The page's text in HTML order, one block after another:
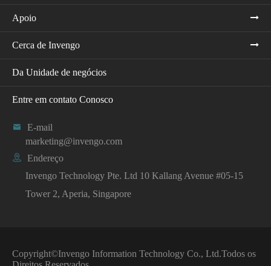
Apoio
Cerca de Invengo
Da Unidade de negócios
Entre em contato Conosco

E-mail
marketing@invengo.com

Endereço
Invengo Technology Pte. Ltd 10 Kallang Avenue #05-15
Tower 2, Aperia, Singapore
Copyright©Invengo Information Technology Co., Ltd.Todos os